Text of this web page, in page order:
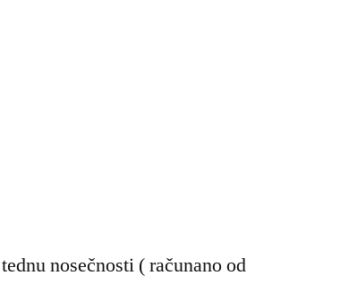
nosečnosti ( računano od